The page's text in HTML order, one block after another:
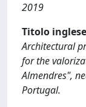
2019
Titolo inglese
Architectural
for the
Almendres",
Portugal.